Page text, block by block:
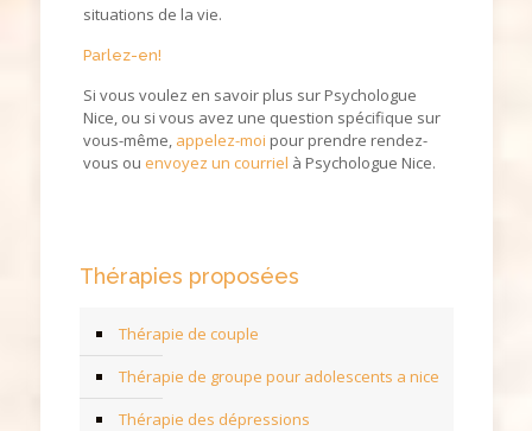
situations de la vie.
Parlez-en!
Si vous voulez en savoir plus sur Psychologue
Nice, ou si vous avez une question spécifique sur
vous-même, appelez-moi pour prendre rendez-
vous ou envoyez un courriel à Psychologue Nice.
Thérapies proposées
Thérapie de couple
Thérapie de groupe pour adolescents a nice
Thérapie des dépressions